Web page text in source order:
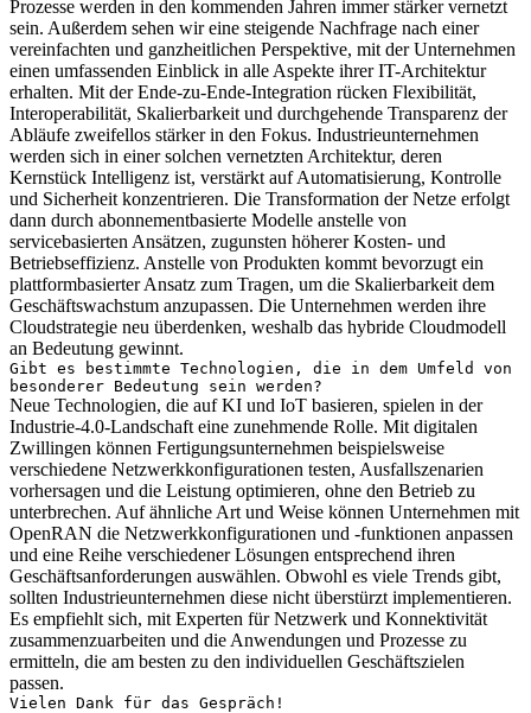
Prozesse werden in den kommenden Jahren immer stärker vernetzt
sein. Außerdem sehen wir eine steigende Nachfrage nach einer
vereinfachten und ganzheitlichen Perspektive, mit der Unternehmen
einen umfassenden Einblick in alle Aspekte ihrer IT-Architektur
erhalten. Mit der Ende-zu-Ende-Integration rücken Flexibilität,
Interoperabilität, Skalierbarkeit und durchgehende Transparenz der
Abläufe zweifellos stärker in den Fokus. Industrieunternehmen
werden sich in einer solchen vernetzten Architektur, deren
Kernstück Intelligenz ist, verstärkt auf Automatisierung, Kontrolle
und Sicherheit konzentrieren. Die Transformation der Netze erfolgt
dann durch abonnementbasierte Modelle anstelle von
servicebasierten Ansätzen, zugunsten höherer Kosten- und
Betriebseffizienz. Anstelle von Produkten kommt bevorzugt ein
plattformbasierter Ansatz zum Tragen, um die Skalierbarkeit dem
Geschäftswachstum anzupassen. Die Unternehmen werden ihre
Cloudstrategie neu überdenken, weshalb das hybride Cloudmodell
an Bedeutung gewinnt.
Gibt es bestimmte Technologien, die in dem Umfeld von
besonderer Bedeutung sein werden?
Neue Technologien, die auf KI und IoT basieren, spielen in der
Industrie-4.0-Landschaft eine zunehmende Rolle. Mit digitalen
Zwillingen können Fertigungsunternehmen beispielsweise
verschiedene Netzwerkkonfigurationen testen, Ausfallszenarien
vorhersagen und die Leistung optimieren, ohne den Betrieb zu
unterbrechen. Auf ähnliche Art und Weise können Unternehmen mit
OpenRAN die Netzwerkkonfigurationen und -funktionen anpassen
und eine Reihe verschiedener Lösungen entsprechend ihren
Geschäftsanforderungen auswählen. Obwohl es viele Trends gibt,
sollten Industrieunternehmen diese nicht überstürzt implementieren.
Es empfiehlt sich, mit Experten für Netzwerk und Konnektivität
zusammenzuarbeiten und die Anwendungen und Prozesse zu
ermitteln, die am besten zu den individuellen Geschäftszielen
passen.
Vielen Dank für das Gespräch!